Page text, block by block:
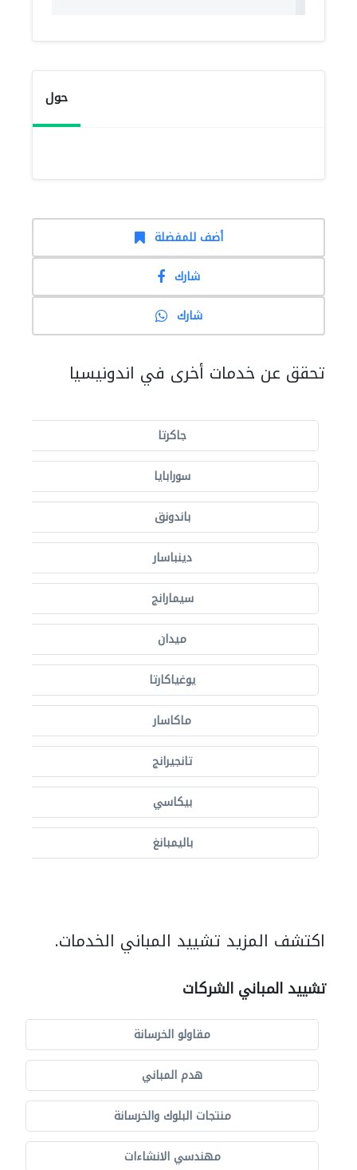
حول
أضف للمفضلة
شارك
شارك
تحقق عن خدمات أخرى في اندونيسيا
جاكرتا
سورابايا
باندونق
دينباسار
سيمارانج
ميدان
يوغياكارتا
ماكاسار
تانجيرانج
بيكاسي
باليمبانغ
اكتشف المزيد تشييد المباني الخدمات.
تشييد المباني الشركات
مقاولو الخرسانة
هدم المباني
منتجات البلوك والخرسانة
مهندسي الانشاءات